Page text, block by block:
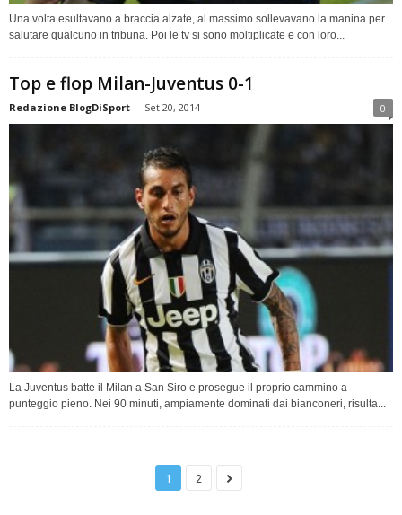
Una volta esultavano a braccia alzate, al massimo sollevavano la manina per
salutare qualcuno in tribuna. Poi le tv si sono moltiplicate e con loro...
Top e flop Milan-Juventus 0-1
Redazione BlogDiSport - Set 20, 2014 0
La Juventus batte il Milan a San Siro e prosegue il proprio cammino a
punteggio pieno. Nei 90 minuti, ampiamente dominati dai bianconeri, risulta...
1 2